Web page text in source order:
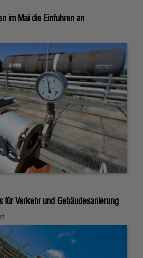
im Mai die Einfuhren an
für Verkehr und Gebäudesanierung